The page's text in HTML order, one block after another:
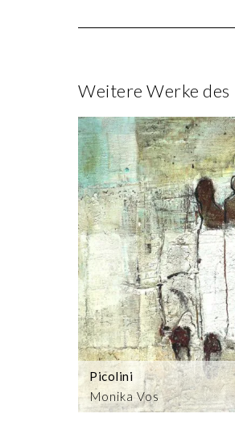
Weitere Werke
Monika Vos
Picolini